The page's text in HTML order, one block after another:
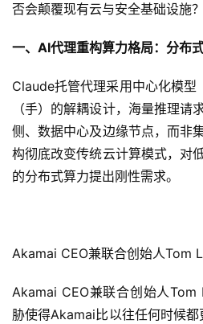
否会颠覆现有云与安全基础设施？
一、AI代理重构算力格局：分布
Claude托管代理采用中心化模
（手）的解耦设计，海量推理请
侧、数据中心及边缘节点，而非
构彻底改变传统云计算模式，对
的分布式算力提出刚性需求。
Akamai CEO兼联合创始人Tom
Akamai CEO兼联合创始人
胁使得Akamai比以往任何时候